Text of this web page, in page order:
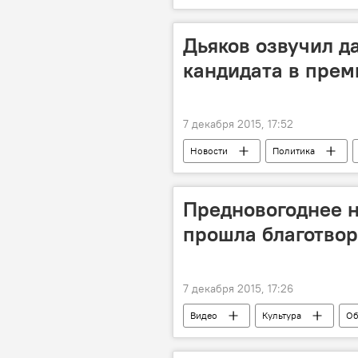
Алексей Петрович
Август
эксгумация
захоронение
Дьяков озвучил
кандидата в
7 декабря 2015, 17:52
Новости Политика
ЛДПМ
Демократическая
Предновогоднее
прошла
7 декабря 2015, 17:26
Видео Культура
Кишинев
Молдавия